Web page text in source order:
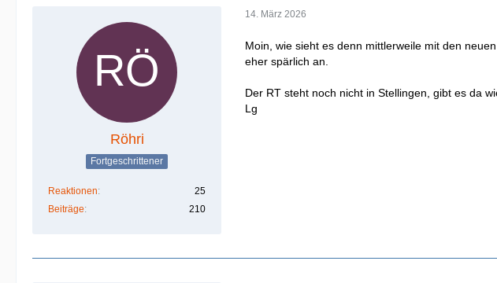
Röhri
Fortgeschrittener
Reaktionen
25
Beiträge
210
14. März 2026
Moin, wie sieht es denn mittlerweile mit den
eher spärlich an.
Der RT steht noch nicht in Stellingen, gibt es da
Lg